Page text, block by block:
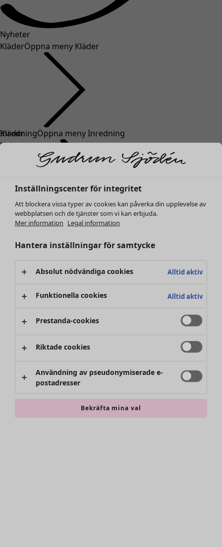
Nyheter
KläderÖppna meny Kläder
Kläder
Nyheter
Alla kläder
Klänningar
Toppar
Skjortor & blusar
Koftor
Stickade tröjor
Västar
Kimonos
Inställningscenter för integritet
Att blockera vissa typer av cookies kan påverka din upplevelse av
webbplatsen och de tjänster som vi kan erbjuda.
Mer information Legal information
Hantera inställningar för samtycke
Absolut nödvändiga cookies Alltid aktiv
Funktionella cookies Alltid aktiv
Prestanda-cookies
Riktade cookies
Användning av pseudonymiserade e-
postadresser
Bekräfta mina val